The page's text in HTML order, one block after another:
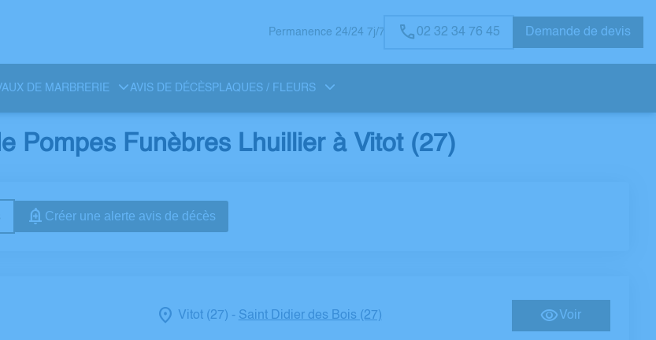
Permanence 24/24 7j/7 02 32 34 76 45 Demande de devis
DE MARBRERIE AVIS DE DÉCÈS PLAQUES / FLEURS
Pompes Funèbres Lhuillier à Vitot (27)
Créer une alerte avis de décès
Vitot (27) - Saint Didier des Bois (27) Voir